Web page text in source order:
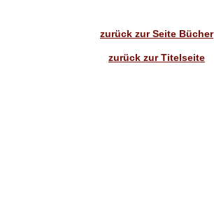
zurück zur Seite Bücher
zurück zur Titelseite